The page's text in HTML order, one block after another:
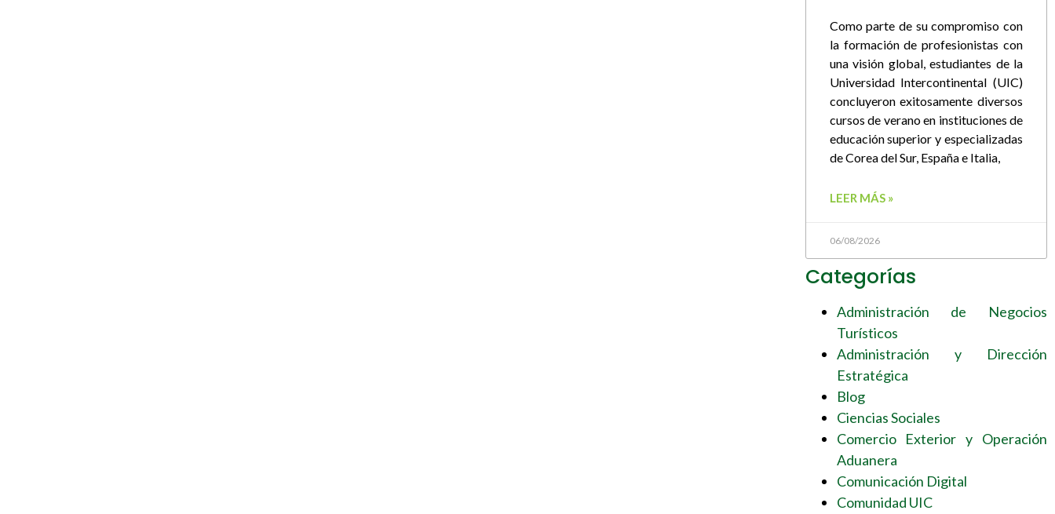
Como parte de su compromiso con
la formación de profesionistas con
una visión global, estudiantes de la
Universidad Intercontinental (UIC)
concluyeron exitosamente diversos
cursos de verano en instituciones de
educación superior y especializadas
de Corea del Sur, España e Italia,
LEER MÁS »
06/08/2026
Categorías
Administración de Negocios
Turísticos
Administración y Dirección
Estratégica
Blog
Ciencias Sociales
Comercio Exterior y Operación
Aduanera
Comunicación Digital
Comunidad UIC